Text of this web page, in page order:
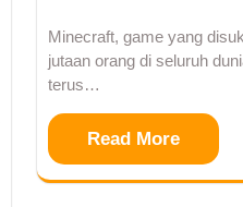
Minecraft, game yang
jutaan orang di seluruh
terus…
Read More